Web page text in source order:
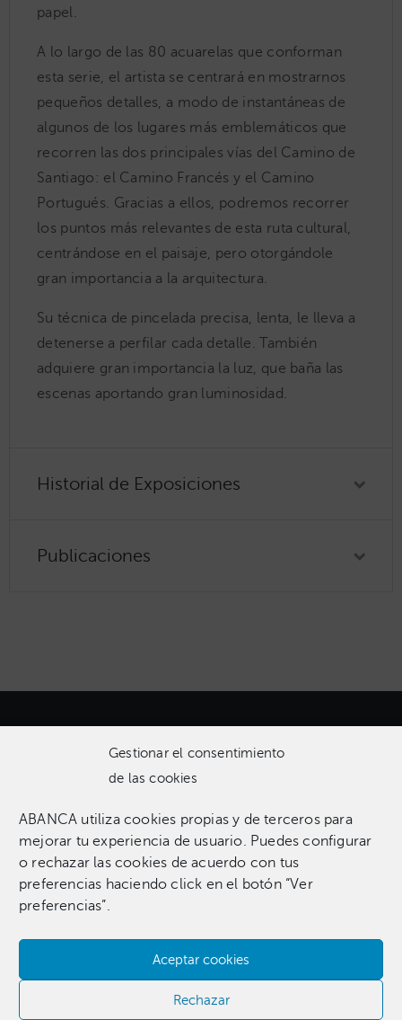
Gestionar el consentimiento
de las cookies
ABANCA utiliza cookies propias y de terceros para
mejorar tu experiencia de usuario. Puedes configurar
o rechazar las cookies de acuerdo con tus
preferencias haciendo click en el botón “Ver
preferencias”.
Aceptar cookies
Rechazar
papel.
A lo largo de las 80 acuarelas que conforman
esta serie, el artista se centrará en mostrarnos
pequeños detalles, a modo de instantáneas de
algunos de los lugares más emblemáticos que
recorren las dos principales vías del Camino de
Santiago: el Camino Francés y el Camino
Portugués. Gracias a ellos, podremos recorrer
los puntos más relevantes de esta ruta cultural,
centrándose en el paisaje, pero otorgándole
gran importancia a la arquitectura.
Su técnica de pincelada precisa, lenta, le lleva a
detenerse a perfilar cada detalle. También
adquiere gran importancia la luz, que baña las
escenas aportando gran luminosidad.
Historial de Exposiciones
Publicaciones
Una colección que incluye 1.369 obras entre pinturas,
esculturas, fotografías, grabados, dibujos e instalaciones
pertenecientes a 255 artistas.​
Contacta con nosotros​